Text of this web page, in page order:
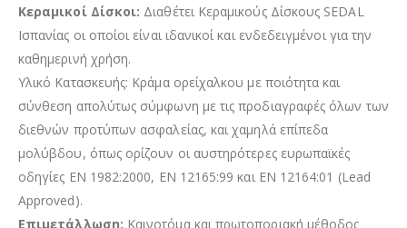
Κεραμικοί Δίσκοι: Διαθέτει Κεραμικούς Δίσκους SEDAL
Ισπανίας οι οποίοι είναι ιδανικοί και ενδεδειγμένοι για την
καθημερινή χρήση.
Υλικό Κατασκευής: Κράμα ορείχαλκου με ποιότητα και
σύνθεση απολύτως σύμφωνη με τις προδιαγραφές όλων των
διεθνών προτύπων ασφαλείας, και χαμηλά επίπεδα
μολύβδου, όπως ορίζουν οι αυστηρότερες ευρωπαϊκές
οδηγίες EN 1982:2000, EN 12165:99 και EN 12164:01 (Lead
Approved).
Επιμετάλλωση: Καινοτόμα και πρωτοποριακή μέθοδος